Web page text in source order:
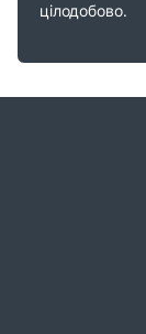
цілодобово.